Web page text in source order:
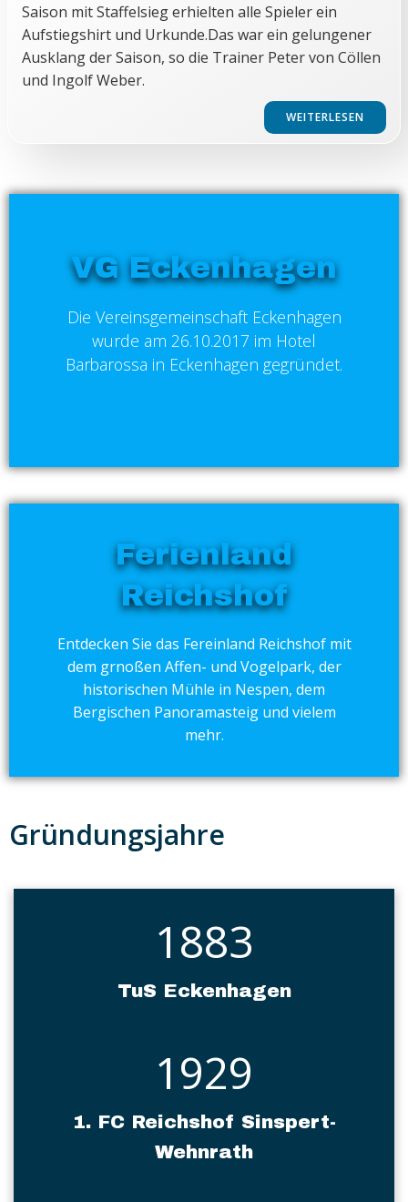
Saison mit Staffelsieg erhielten alle Spieler ein
Aufstiegshirt und Urkunde.Das war ein gelungener
Ausklang der Saison, so die Trainer Peter von Cöllen
und Ingolf Weber.
WEITERLESEN
VG Eckenhagen
Die Vereinsgemeinschaft Eckenhagen
wurde am 26.10.2017 im Hotel
Barbarossa in Eckenhagen gegründet.
Ferienland
Reichshof
Entdecken Sie das Fereinland Reichshof mit
dem grnoßen Affen- und Vogelpark, der
historischen Mühle in Nespen, dem
Bergischen Panoramasteig und vielem
mehr.
Gründungsjahre
1883
TuS Eckenhagen
1929
1. FC Reichshof Sinspert-
Wehnrath